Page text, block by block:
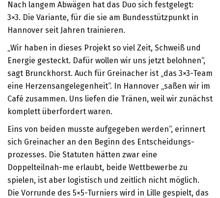
Nach langem Abwägen hat das Duo sich festgelegt:
3×3. Die Variante, für die sie am Bundesstützpunkt in
Hannover seit Jahren trainieren.
„Wir haben in dieses Projekt so viel Zeit, Schweiß und
Energie gesteckt. Dafür wollen wir uns jetzt belohnen“,
sagt Brunckhorst. Auch für Greinacher ist „das 3×3-Team
eine Herzensangelegenheit“. In Hannover „saßen wir im
Café zusammen. Uns liefen die Tränen, weil wir zunächst
komplett überfordert waren.
Eins von beiden musste aufgegeben werden“, erinnert
sich Greinacher an den Beginn des Entscheidungs-
prozesses. Die Statuten hätten zwar eine
Doppelteilnah-me erlaubt, beide Wettbewerbe zu
spielen, ist aber logistisch und zeitlich nicht möglich.
Die Vorrunde des 5×5-Turniers wird in Lille gespielt, das